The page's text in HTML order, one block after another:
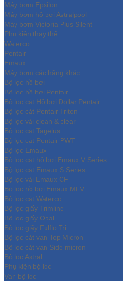
Máy bơm Epsilon
Máy bơm hồ bơi Astralpool
Máy bơm Victoria Plus Silent
Phụ kiện thay thế
Waterco
Pentair
Emaux
Máy bơm các hãng khác
Bộ lọc hồ bơi
Bộ lọc hồ bơi Pentair
Bộ lọc cát Hồ bơi Dollar Pentair
Bộ lọc cát Pentair Triton
Bộ lọc vải clean & clear
Bộ lọc cát Tagelus
Bộ lọc cát Pentair PWT
Bộ lọc Emaux
Bộ lọc cát hồ bơi Emaux V Series
Bộ lọc cát Emaux S Series
Bộ lọc vải Emaux CF
Bô lọc hồ bơi Emaux MFV
Bộ lọc cát Waterco
Bộ lọc giấy Trimline
Bộ lọc giấy Opal
Bộ lọc giấy Fulflo Tri
Bộ lọc cát van Top Micron
Bộ lọc cát van Side micron
Bộ lọc Astral
Phụ kiện bộ lọc
Van bộ lọc